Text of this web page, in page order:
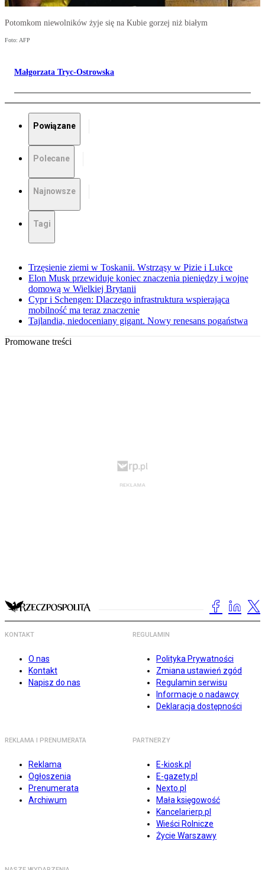
Potomkom niewolników żyje się na Kubie gorzej niż białym
Foto: AFP
Małgorzata Tryc-Ostrowska
Powiązane
Polecane
Najnowsze
Tagi
Trzęsienie ziemi w Toskanii. Wstrząsy w Pizie i Lukce
Elon Musk przewiduje koniec znaczenia pieniędzy i wojnę
domową w Wielkiej Brytanii
Cypr i Schengen: Dlaczego infrastruktura wspierająca
mobilność ma teraz znaczenie
Tajlandia, niedoceniany gigant. Nowy renesans pogaństwa
Promowane treści
KONTAKT
O nas
Kontakt
Napisz do nas
REGULAMIN
Polityka Prywatności
Zmiana ustawień zgód
Regulamin serwisu
Informacje o nadawcy
Deklaracja dostępności
REKLAMA I PRENUMERATA
Reklama
Ogłoszenia
Prenumerata
Archiwum
PARTNERZY
E-kiosk.pl
E-gazety.pl
Nexto.pl
Mała księgowość
Kancelarierp.pl
Wieści Rolnicze
Życie Warszawy